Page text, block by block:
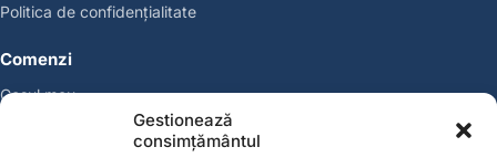
Gestionează
consimțământul
Politica de confidențialitate
Comenzi
Coșul meu